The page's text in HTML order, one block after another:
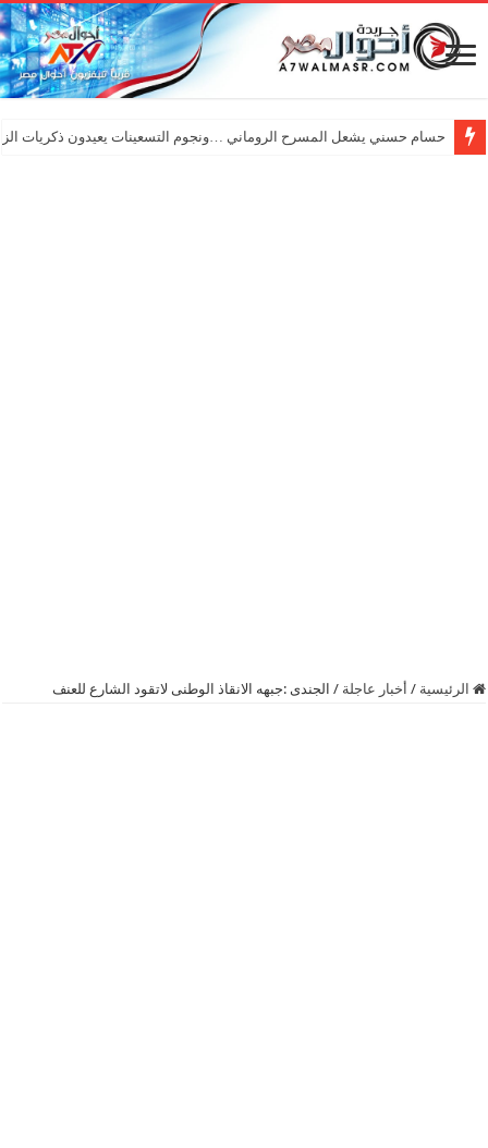
حسام حسني يشعل المسرح الروماني …ونجوم التسعينات يعيدون ذكريات
الرئيسية / أخبار عاجلة / الجندى :جبهه الانقاذ الوطنى لاتقود الشارع للعنف